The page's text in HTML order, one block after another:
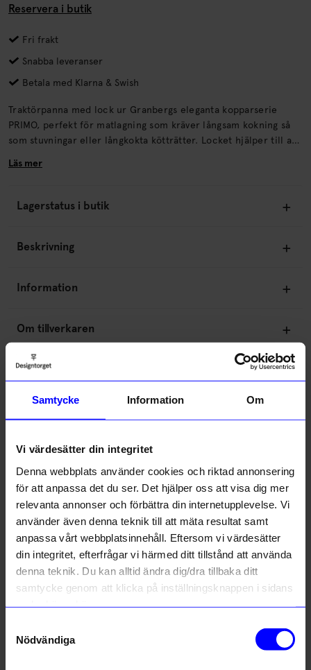
Samtycke Information Om
Vi värdesätter din integritet
Denna webbplats använder cookies och riktad annonsering
för att anpassa det du ser. Det hjälper oss att visa dig mer
relevanta annonser och förbättra din internetupplevelse. Vi
använder även denna teknik till att mäta resultat samt
anpassa vårt webbplatsinnehåll. Eftersom vi värdesätter
din integritet, efterfrågar vi härmed ditt tillstånd att använda
denna teknik. Du kan alltid ändra dig/dra tillbaka ditt
samtycke genom att klicka på inställningsknappen i sidans
Nödvändiga
Reservera i butik
Fri frakt
Snabba leveranser
Betala med Klarna & Swish
Traktörpanna med lock ur Granbergs eleganta kopparserie
PRIMO, perfekt för matlagning som kräver långsam kokning så
som stuvningar eller långkokta kötträtter. Locket hjälper till att
uppbyggd av en Tri-Ply trelagersfunktion av 18/8 rostfritt stål,
Läs mer
Lagerstatus i butik
Beskrivning
Information
Om tillverkaren
3.9
7 betyg
☆
Recensioner (7)
Anders • åhlens.se
Riktigt snygg och maten blev perfekt tillagad i pannan
5 månader sedan
C